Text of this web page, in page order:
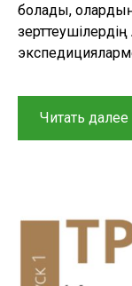
болады, олардың
Читать далее